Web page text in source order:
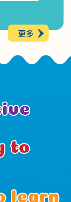
更多
to
learn